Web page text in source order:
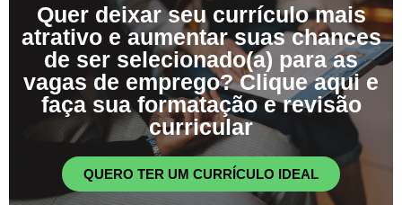
Quer deixar seu currículo mais
atrativo e aumentar suas chances
de ser selecionado(a) para as
vagas de emprego? Clique aqui e
faça sua formatação e revisão
curricular
QUERO TER UM CURRÍCULO IDEAL